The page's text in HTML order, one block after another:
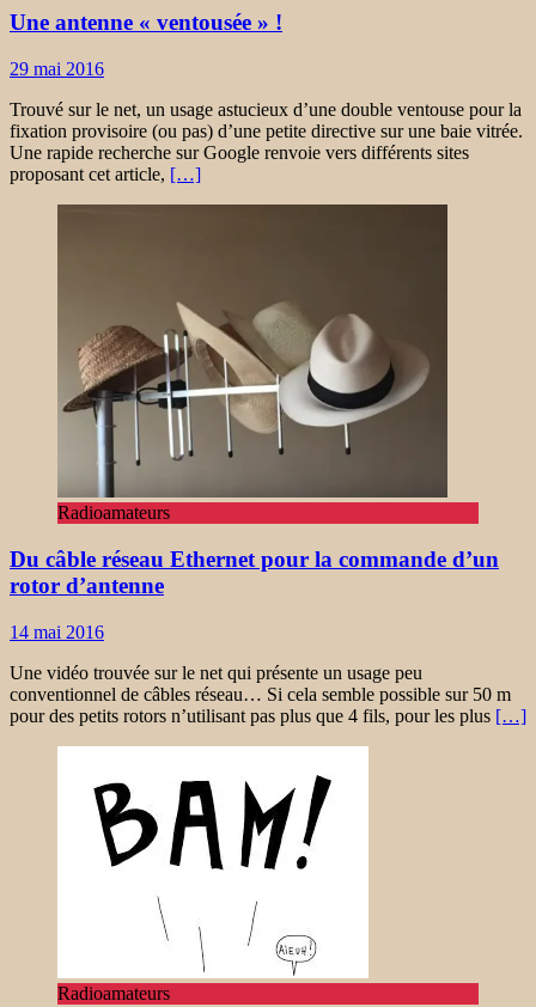
Une antenne « ventousée » !
29 mai 2016
Trouvé sur le net, un usage astucieux d’une double ventouse pour la
fixation provisoire (ou pas) d’une petite directive sur une baie vitrée.
Une rapide recherche sur Google renvoie vers différents sites
proposant cet article, […]
Radioamateurs
Du câble réseau Ethernet pour la commande d’un
rotor d’antenne
14 mai 2016
Une vidéo trouvée sur le net qui présente un usage peu
conventionnel de câbles réseau… Si cela semble possible sur 50 m
pour des petits rotors n’utilisant pas plus que 4 fils, pour les plus […]
Radioamateurs